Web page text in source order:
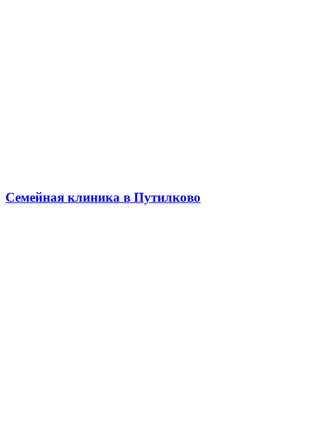
Семейная клиника в Путилково